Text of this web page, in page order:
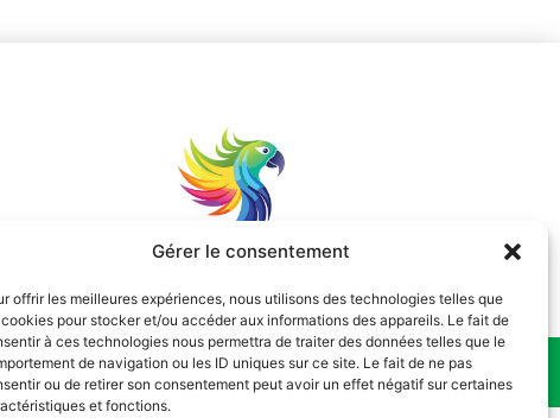
Gérer le consentement
offrir les meilleures expériences, nous utilisons des technologies telles que
cookies pour stocker et/ou accéder aux informations des appareils. Le fait de
à ces technologies nous permettra de traiter des données telles que le
de navigation ou les ID uniques sur ce site. Le fait de ne pas
ou de retirer son consentement peut avoir un effet négatif sur certaines
et fonctions.